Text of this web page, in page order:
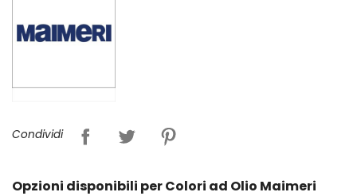
Condividi
Opzioni disponibili per Colori ad Olio Maimeri